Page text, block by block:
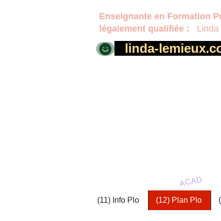
Enseignante en Formation
légalement qualifiée : Linda
linda-
ACAD
(11) Info Plo (12) Plan Plo